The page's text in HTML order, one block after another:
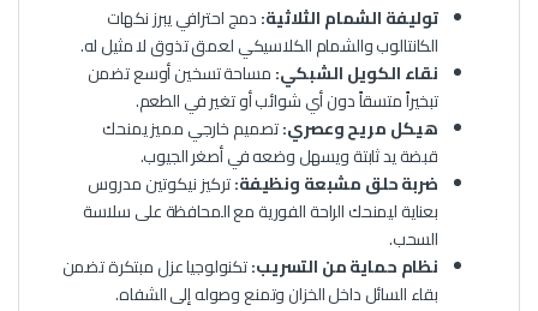
توليفة الشمام الثلاثية:دمج احترافي يبرز نكهات
الكانتالوب والشمام الكلاسيكي لعمق تذوق لا مثيل له.
نقاء الكويل الشبكي:مساحة تسخين أوسع تضمن
تبخيراً متسقاً دون أي شوائب أو تغير في الطعم.
هيكل مريح وعصري:تصميم خارجي مميز يمنحك
قبضة يد ثابتة ويسهل وضعه في أصغر الجيوب.
ضربة حلق مشبعة ونظيفة:تركيز نيكوتين مدروس
بعناية ليمنحك الراحة الفورية مع المحافظة على سلاسة
السحب.
نظام حماية من التسريب:تكنولوجيا عزل مبتكرة تضمن
بقاء السائل داخل الخزان وتمنع وصوله إلى الشفاه.